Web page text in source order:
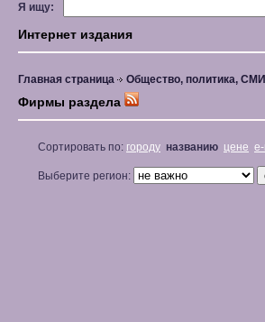
Я ищу:
Интернет издания
Главная страница Общество, политика, СМИ
Фирмы раздела
Сортировать по: городу названию цене e-
Выберите регион: